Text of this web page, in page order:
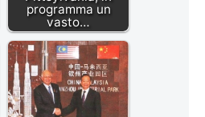
programma un
vasto…